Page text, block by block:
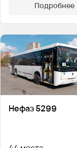
Подробнее
Нефаз 5299